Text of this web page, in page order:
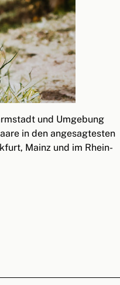
und Umgebung
in den angesagtesten
Mainz und im Rhein-